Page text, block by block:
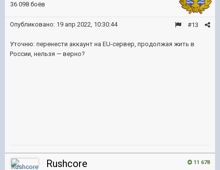
36 098 боёв
#13
Опубликовано: 19 апр 2022, 10:30:44
Уточню: перенести аккаунт на EU-сервер, продолжая жить в
России, нельзя — верно?
11 678
Rushcore